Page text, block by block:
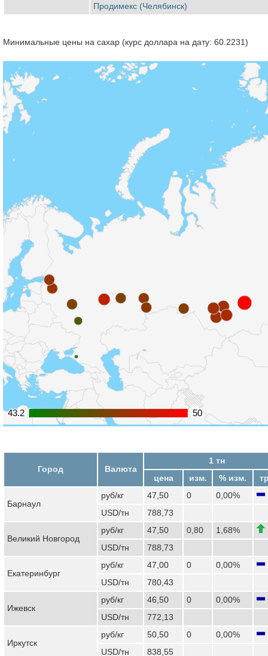
Продимекс (Челябинск)
Минимальные цены на сахар (курс доллара на дату: 60.2231)
43.2
43.2 50
50
Город Валюта
1 тн
цена
изм. % изм.
Барнаул
руб/кг 47,50 0
0,00%
USD/тн
788,73
Великий Новгород
руб/кг 47,50 0,80
1,68%
USD/тн
788,73
Екатеринбург
руб/кг 47,00 0
0,00%
USD/тн
780,43
Ижевск
руб/кг 46,50 0
0,00%
USD/тн
772,13
Иркутск
руб/кг 50,50 0
0,00%
USD/тн
838,55